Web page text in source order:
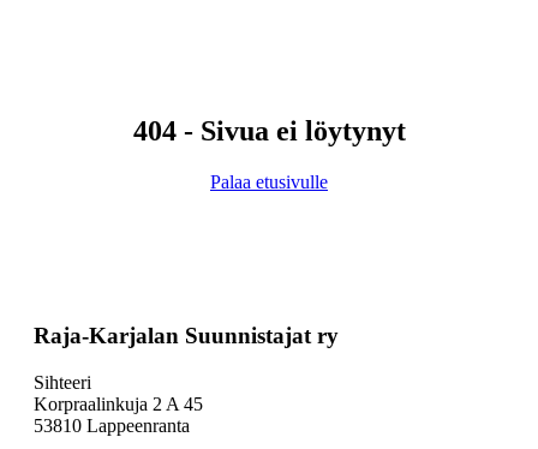
404 - Sivua ei löytynyt
Palaa etusivulle
Raja-Karjalan Suunnistajat ry
Sihteeri
Korpraalinkuja 2 A 45
53810 Lappeenranta